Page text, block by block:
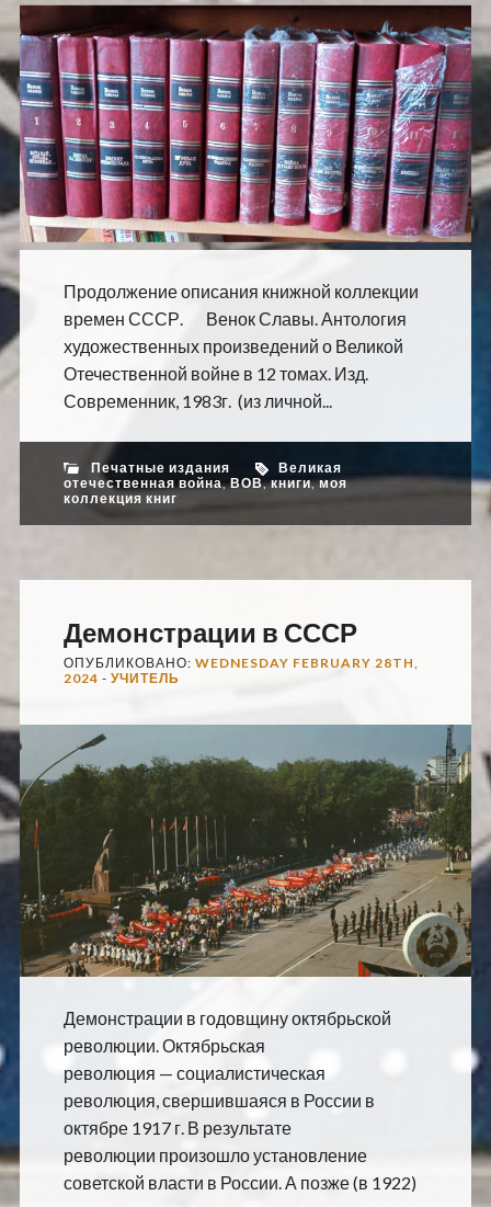
Продолжение описания книжной коллекции
времен СССР. Венок Славы. Антология
художественных произведений о Великой
Отечественной войне в 12 томах. Изд.
Современник, 1983г. (из личной...
Печатные издания
Великая
отечественная война,ВОВ,книги,моя
коллекция книг
Демонстрации в СССР
ОПУБЛИКОВАНО: WEDNESDAY FEBRUARY 28TH,
2024 - УЧИТЕЛЬ
Демонстрации в годовщину октябрьской
революции. Октябрьская
революция — социалистическая
революция, свершившаяся в России в
октябре 1917 г. В результате
революции произошло установление
советской власти в России. А позже (в 1922)